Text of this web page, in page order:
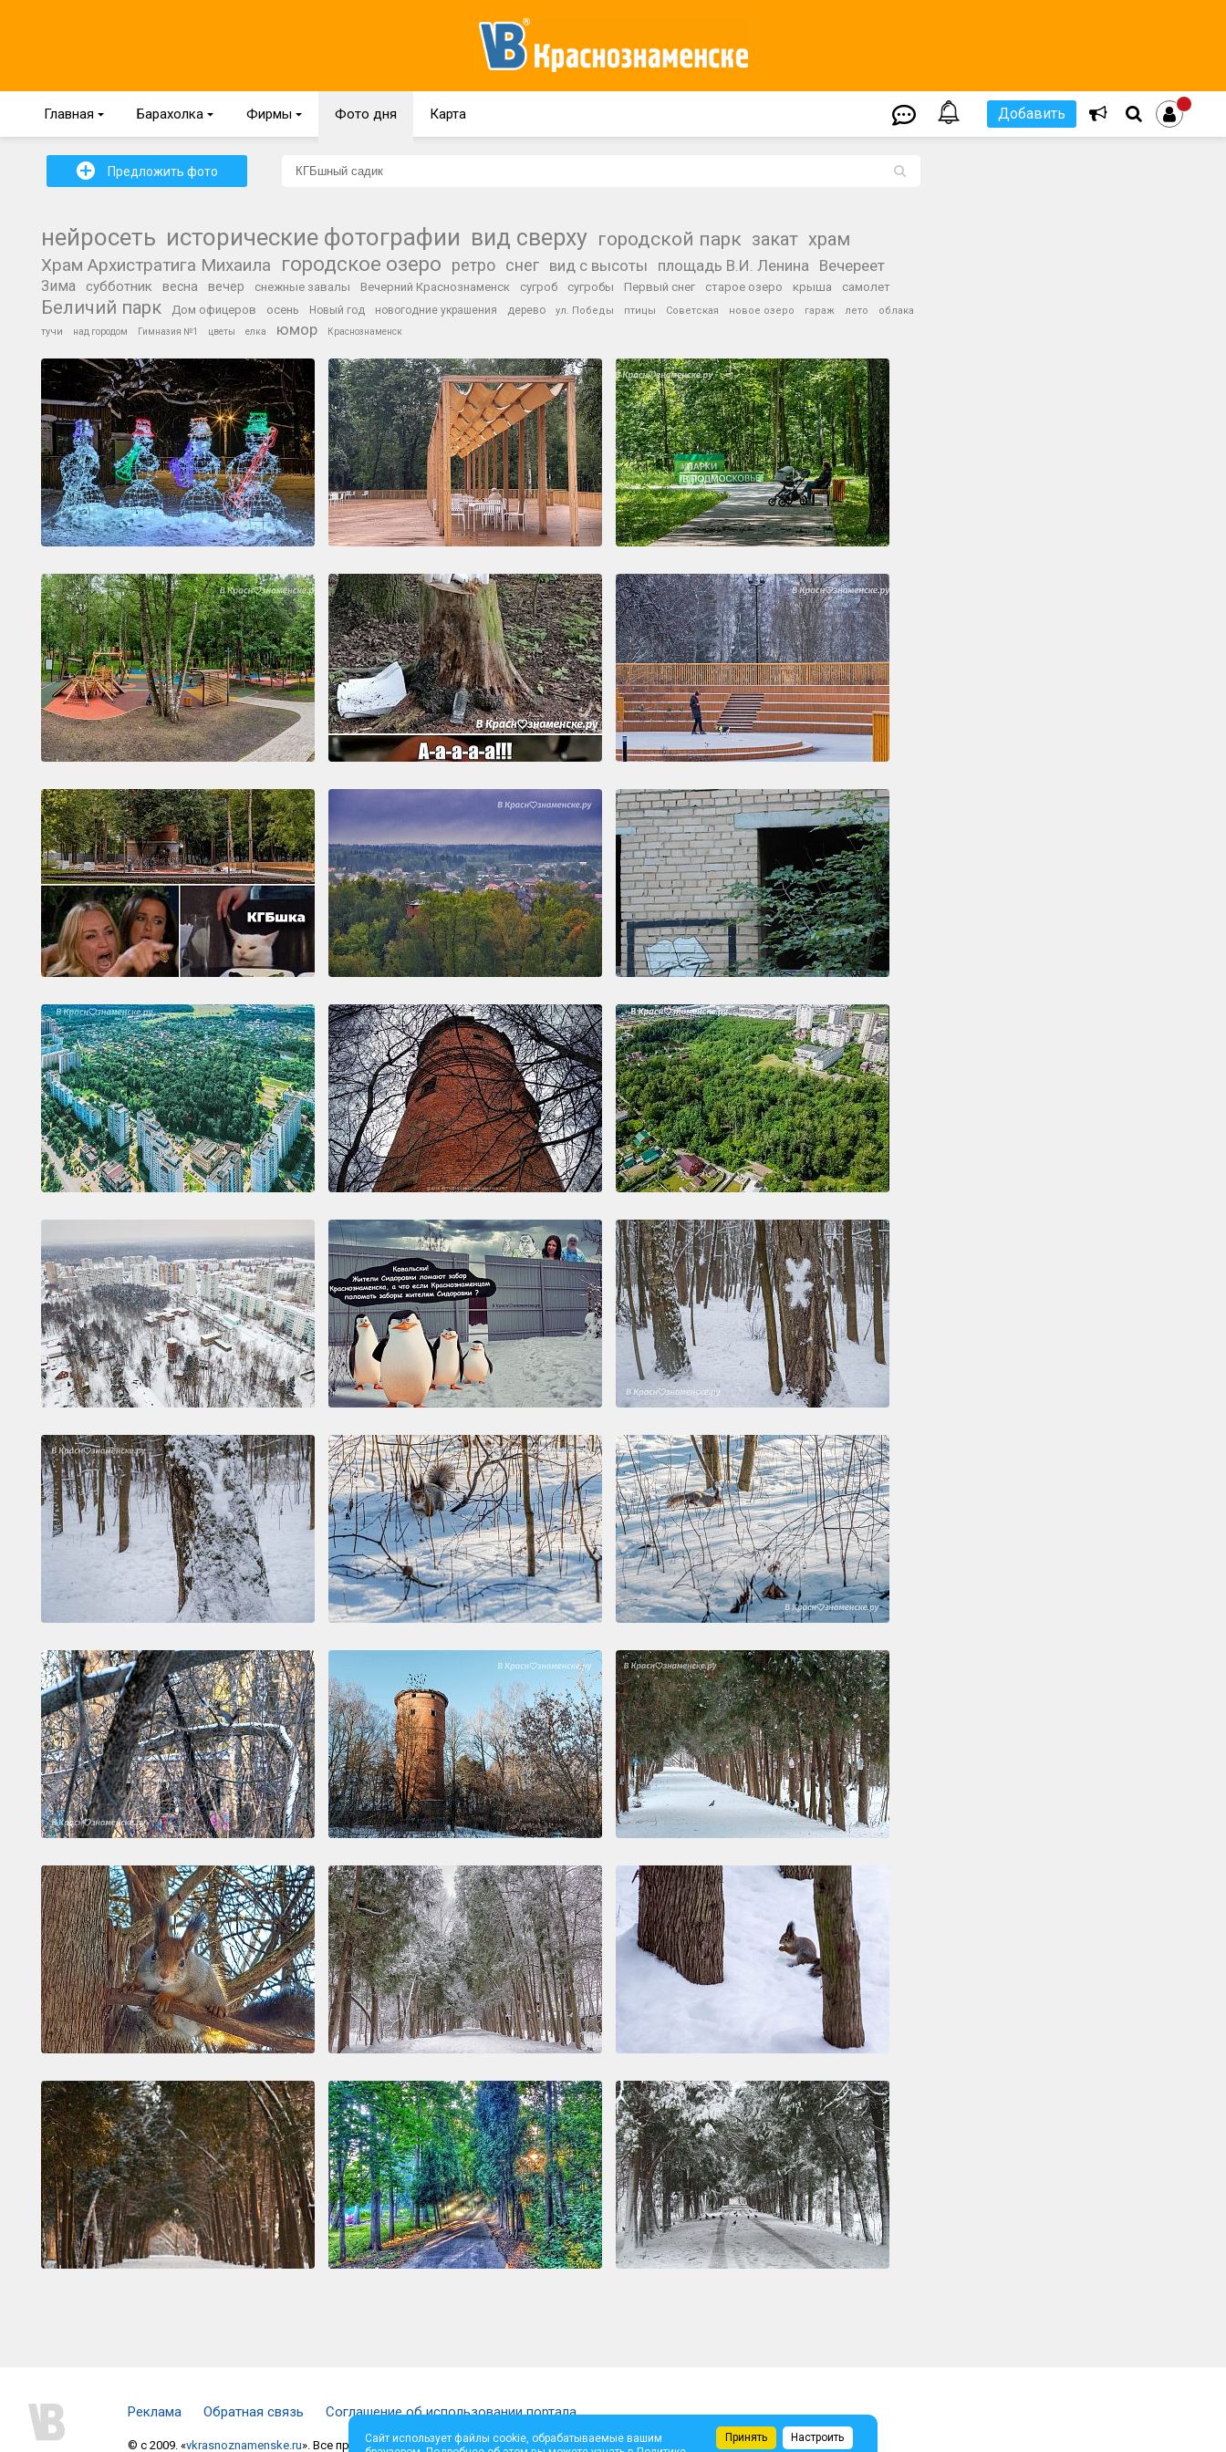
Главная { Барахолка { Фирмы { Фото дня Карта Добавить
L
нейросеть исторические фотографии вид сверху городской парк закат храм
Храм Архистратига Михаила городское озеро ретро снег вид с высоты площадь В.И. Ленина Вечереет
Зима субботник весна вечер снежные завалы Вечерний Краснознаменск сугроб сугробы Первый снег старое озеро крыша самолет
Беличий парк Дом офицеров осень Новый год новогодние украшения дерево ул. Победы птицы Советская новое озеро гараж лето
облака
тучи
над городом Гимназия №1 цветы елка юмор Краснознаменск
+ Предложить фото
Реклама Обратная связь Соглашение об использовании портала
© c 2009. «vkrasnoznamenske.ru». Все права защищены.
Сайт использует файлы cookie, обрабатываемые вашим
Принять Настроить